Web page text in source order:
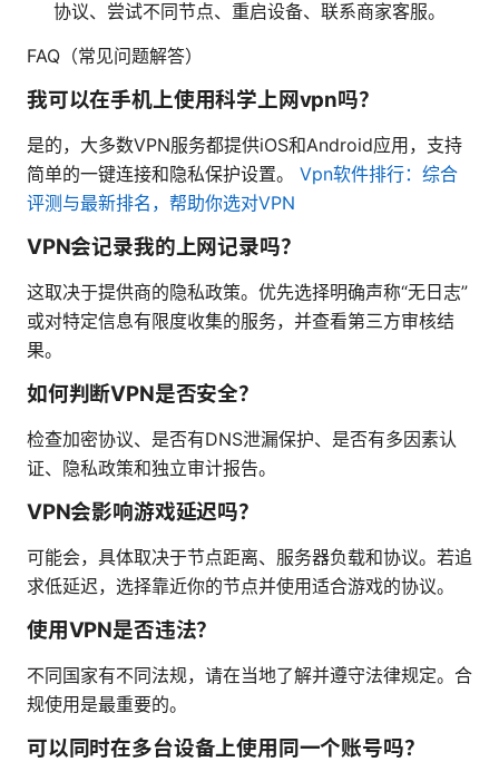
协议、尝试不同节点、重启设备、联系商家客服。
FAQ（常见问题解答）
我可以在手机上使用科学上网vpn吗？
是的，大多数VPN服务都提供iOS和Android应用，支持
简单的一键连接和隐私保护设置。 Vpn软件排行：综合
评测与最新排名，帮助你选对VPN
VPN会记录我的上网记录吗？
这取决于提供商的隐私政策。优先选择明确声称“无日志”
或对特定信息有限度收集的服务，并查看第三方审核结
果。
如何判断VPN是否安全？
检查加密协议、是否有DNS泄漏保护、是否有多因素认
证、隐私政策和独立审计报告。
VPN会影响游戏延迟吗？
可能会，具体取决于节点距离、服务器负载和协议。若追
求低延迟，选择靠近你的节点并使用适合游戏的协议。
使用VPN是否违法？
不同国家有不同法规，请在当地了解并遵守法律规定。合
规使用是最重要的。
可以同时在多台设备上使用同一个账号吗？